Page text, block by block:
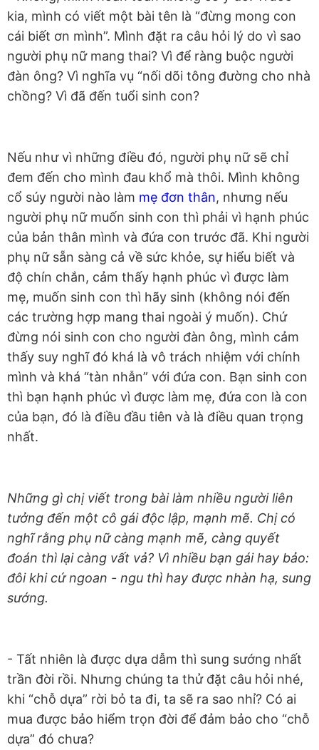
kia, mình có viết một bài tên là “đừng mong con
cái biết ơn mình”. Mình đặt ra câu hỏi lý do vì sao
người phụ nữ mang thai? Vì để ràng buộc người
đàn ông? Vì nghĩa vụ “nối dõi tông đường cho nhà
chồng? Vì đã đến tuổi sinh con?
Nếu như vì những điều đó, người phụ nữ sẽ chỉ
đem đến cho mình đau khổ mà thôi. Mình không
cổ súy người nào làm mẹ đơn thân, nhưng nếu
người phụ nữ muốn sinh con thì phải vì hạnh phúc
của bản thân mình và đứa con trước đã. Khi người
phụ nữ sẵn sàng cả về sức khỏe, sự hiểu biết và
độ chín chắn, cảm thấy hạnh phúc vì được làm
mẹ, muốn sinh con thì hãy sinh (không nói đến
các trường hợp mang thai ngoài ý muốn). Chứ
đừng nói sinh con cho người đàn ông, mình cảm
thấy suy nghĩ đó khá là vô trách nhiệm với chính
mình và khá “tàn nhẫn” với đứa con. Bạn sinh con
thì bạn hạnh phúc vì được làm mẹ, đứa con là con
của bạn, đó là điều đầu tiên và là điều quan trọng
nhất.
Những gì chị viết trong bài làm nhiều người liên
tưởng đến một cô gái độc lập, mạnh mẽ. Chị có
nghĩ rằng phụ nữ càng mạnh mẽ, càng quyết
đoán thì lại càng vất vả? Vì nhiều bạn gái hay bảo:
đôi khi cứ ngoan - ngu thì hay được nhàn hạ, sung
sướng.
- Tất nhiên là được dựa dẫm thì sung sướng nhất
trần đời rồi. Nhưng chúng ta thử đặt câu hỏi nhé,
khi “chỗ dựa” rời bỏ ta đi, ta sẽ ra sao nhỉ? Có ai
mua được bảo hiểm trọn đời để đảm bảo cho “chỗ
dựa” đó chưa?